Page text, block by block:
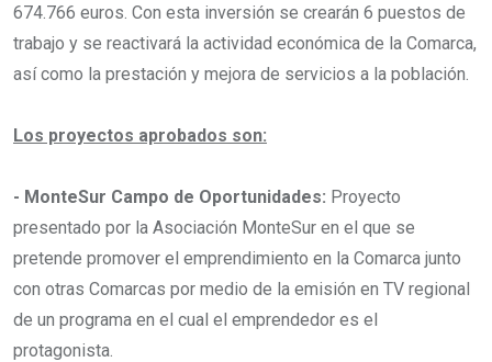
674.766 euros. Con esta inversión se crearán 6 puestos de
trabajo y se reactivará la actividad económica de la Comarca,
así como la prestación y mejora de servicios a la población.
Los proyectos aprobados son:
- MonteSur Campo de Oportunidades: Proyecto
presentado por la Asociación MonteSur en el que se
pretende promover el emprendimiento en la Comarca junto
con otras Comarcas por medio de la emisión en TV regional
de un programa en el cual el emprendedor es el
protagonista.